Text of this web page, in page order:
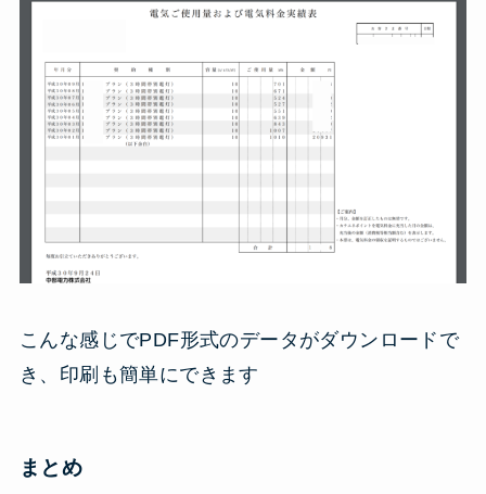
こんな感じでPDF形式のデータがダウンロードで
き、印刷も簡単にできます
まとめ